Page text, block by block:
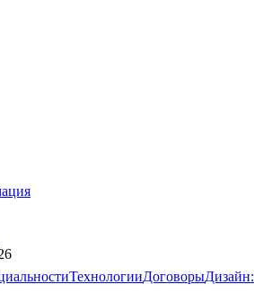
ТехнологииДоговорыДизайн: